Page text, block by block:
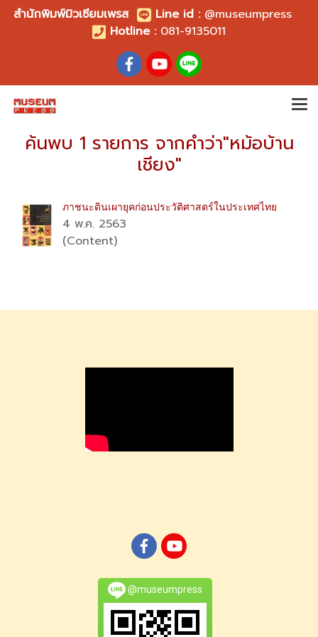
สำนักพิมพ์มิวเซียมเพรส Line id : @museumpress
Hotline :081-9135011
ค้นพบ 1 รายการ จากคำว่า"หม้อบ้าน
เชียง"
ภาชนะดินเผายุคก่อนประวัติศาสตร์ในประเทศไทย
4 พ.ค. 2563
(Content)
@museumpress